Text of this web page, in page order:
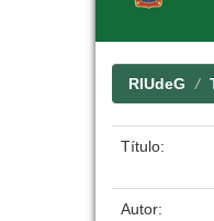
RIUdeG
Título:
Autor: